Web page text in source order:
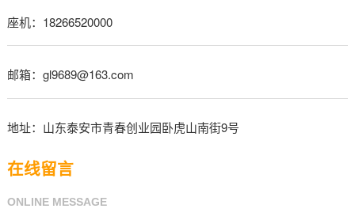
座机：18266520000
邮箱：gl9689@163.com
地址：山东泰安市青春创业园卧虎山南街9号
在线留言
ONLINE MESSAGE